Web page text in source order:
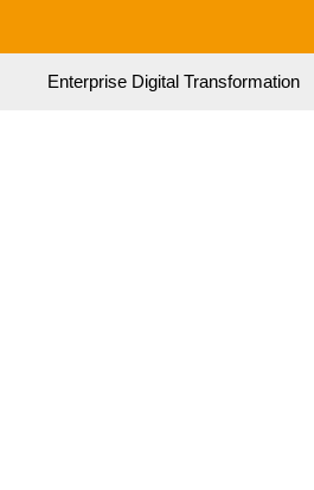
Enterprise Digital Transformation